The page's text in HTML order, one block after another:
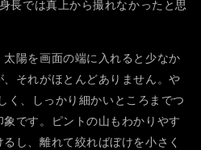
長では真上から撮れなかったと思
陽を画面の端に入れると少なか
それがほとんどありません。や
く、しっかり細かいところまでつ
です。ピントの山もわかりやす
し、離れて絞ればぼけを小さく